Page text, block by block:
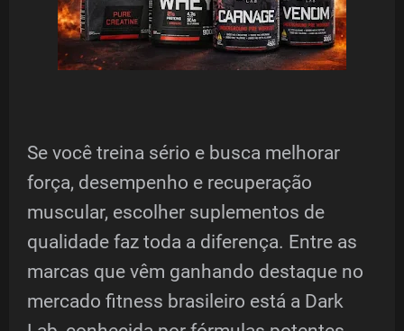
Se você treina sério e busca melhorar
força, desempenho e recuperação
muscular, escolher suplementos de
qualidade faz toda a diferença. Entre as
marcas que vêm ganhando destaque no
mercado fitness brasileiro está a Dark